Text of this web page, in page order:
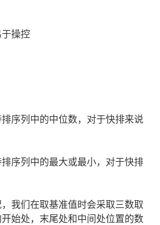
操控
序列中的中位数，对于快排来说
序列中的最大或最小，对于快排
我们在取基准值时会采取三数取
始处，末尾处和中间处位置的数